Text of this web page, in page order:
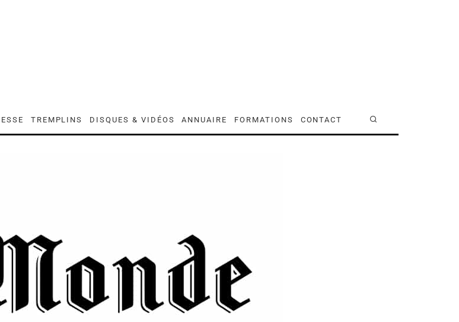
TREMPLINS DISQUES & VIDÉOS ANNUAIRE FORMATIONS CONTACT